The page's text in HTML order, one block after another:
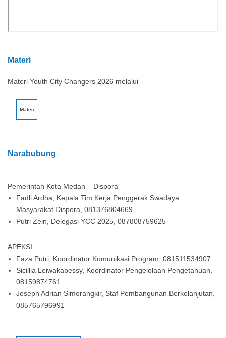
Materi
Materi Youth City Changers 2026 melalui
Materi
Narabubung
Pemerintah Kota Medan – Dispora
Fadli Ardha, Kepala Tim Kerja Penggerak Swadaya
Masyarakat Dispora, 081376804669
Putri Zein, Delegasi YCC 2025, 087808759625
APEKSI
Faza Putri, Koordinator Komunikasi Program, 081511534907
Sicillia Leiwakabessy, Koordinator Pengelolaan Pengetahuan,
08159874761
Joseph Adrian Simorangkir, Staf Pembangunan Berkelanjutan,
085765796991